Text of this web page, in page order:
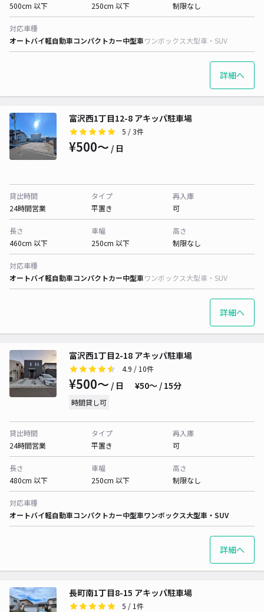
500cm 以下
250cm 以下
制限なし
対応車種
オートバイ軽自動車コンパクトカー中型車ワンボックス大型車・SUV
詳細へ
富沢西1丁目12-8 アキッパ駐車場
5 / 3件
¥500〜 / 日
貸出時間
24時間営業
タイプ
平置き
再入庫
可
長さ
460cm 以下
車幅
250cm 以下
高さ
制限なし
対応車種
オートバイ軽自動車コンパクトカー中型車ワンボックス大型車・SUV
詳細へ
富沢西1丁目2-18 アキッパ駐車場
4.9 / 10件
¥500〜 / 日 ¥50〜 / 15分
時間貸し可
貸出時間
24時間営業
タイプ
平置き
再入庫
可
長さ
480cm 以下
車幅
250cm 以下
高さ
制限なし
対応車種
オートバイ軽自動車コンパクトカー中型車ワンボックス大型車・SUV
詳細へ
長町南1丁目8-15 アキッパ駐車場
5 / 1件